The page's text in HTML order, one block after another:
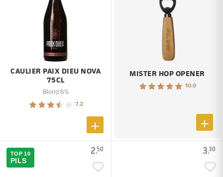
CAULIER PAIX DIEU NOVA
75CL
Blond 6%
7.2
MISTER HOP OPENER
10.0
2.50
TOP 10
PILS
3.30